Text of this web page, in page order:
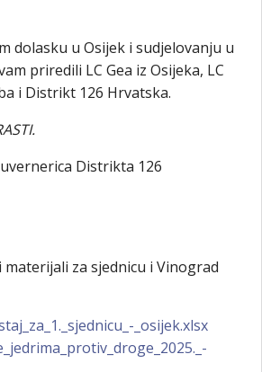
dolasku u Osijek i sudjelovanju u
priredili LC Gea iz Osijeka, LC
i Distrikt 126 Hrvatska.
Distrikta 126
za sjednicu i Vinograd
_osijek.xlsx